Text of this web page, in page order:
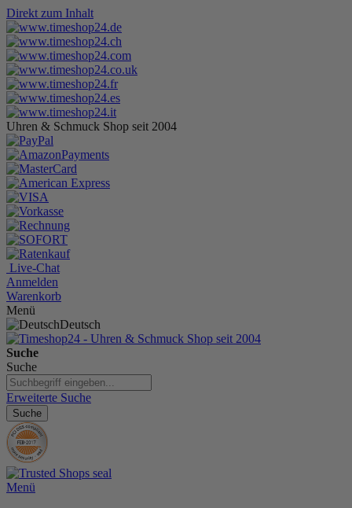
Direkt zum Inhalt
Uhren & Schmuck Shop seit 2004
Live-Chat
Anmelden
Warenkorb
Menü
Deutsch
Suche
Suche
Erweiterte Suche
Suche
Menü